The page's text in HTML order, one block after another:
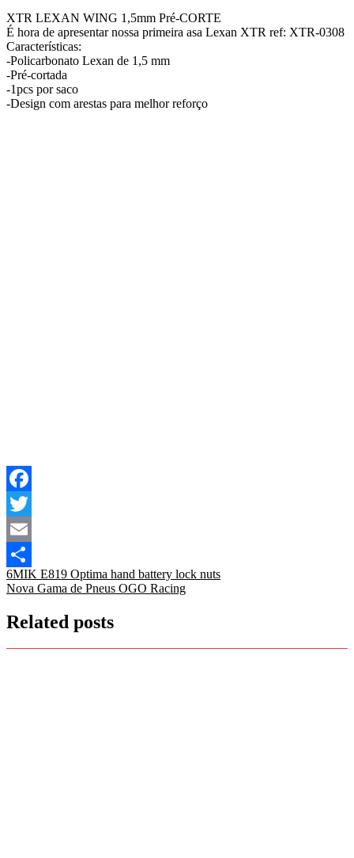
XTR LEXAN WING 1,5mm Pré-CORTE
É hora de apresentar nossa primeira asa Lexan XTR ref: XTR-0308
Características:
-Policarbonato Lexan de 1,5 mm
-Pré-cortada
-1pcs por saco
-Design com arestas para melhor reforço
Facebook
Twitter
Email
Share
Navegação
de
artigos
6MIK E819 Optima hand battery lock nuts
Nova Gama de Pneus OGO Racing
Related posts